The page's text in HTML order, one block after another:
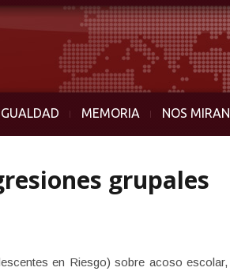
MEMORIA NOS MIRAN
grupales
en Riesgo) sobre acoso escolar,